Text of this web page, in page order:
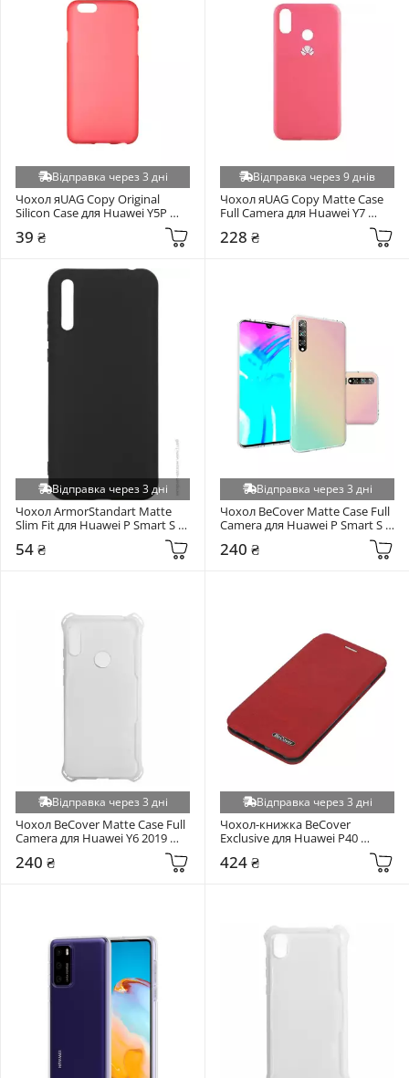
Відправка через 3 дні
Чохол яUAG Copy Original
Silicon Case для Huawei Y5P
39 ₴
Відправка через 9 днів
Чохол яUAG Copy Matte Case
Full Camera для Huawei Y7
228 ₴
Відправка через 3 дні
Чохол ArmorStandart Matte
Slim Fit для Huawei P Smart S
54 ₴
Відправка через 3 дні
Чохол BeCover Matte Case Full
Camera для Huawei P Smart S
240 ₴
Відправка через 3 дні
Чохол BeCover Matte Case Full
Camera для Huawei Y6 2019
240 ₴
Відправка через 3 дні
Чохол-книжка BeCover
Exclusive для Huawei P40
Burgundy Red (704888)
424 ₴